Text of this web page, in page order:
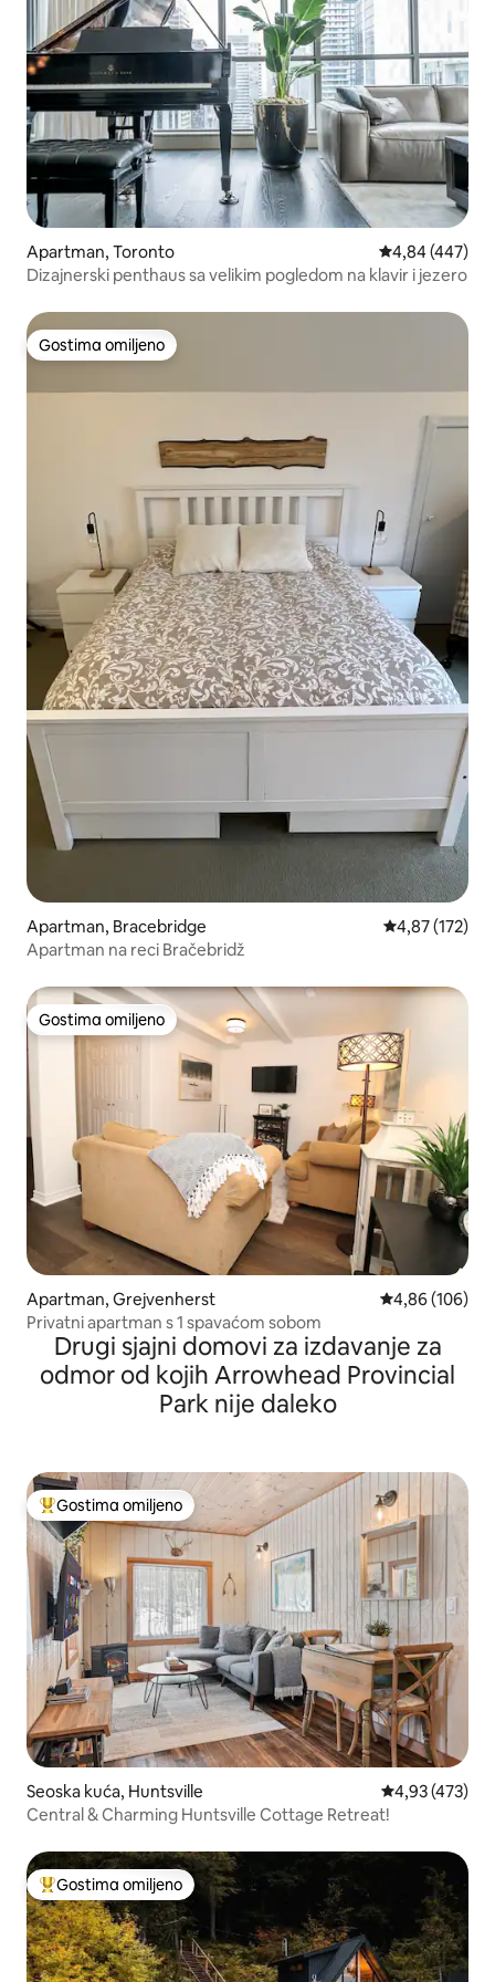
Apartman, Toronto Prosečna
4,84 (447)
Dizajnerski penthaus sa velikim pogledom na klavir i jezero
Gostima omiljeno
Gostima omiljeno
Apartman, Bracebridge Prosečna
4,87 (172)
Apartman na reci Bračebridž
Gostima omiljeno
Gostima omiljeno
Apartman, Grejvenherst Prosečna
4,86 (106)
Privatni apartman s 1 spavaćom sobom
Drugi sjajni domovi za izdavanje za
odmor od kojih Arrowhead Provincial
Park nije daleko
Najuspešniji među gostima omiljenim
Gostima omiljeno
Seoska kuća, Huntsville Prosečna
4,93 (473)
Central & Charming Huntsville Cottage Retreat!
Najuspešniji među gostima omiljenim
Gostima omiljeno